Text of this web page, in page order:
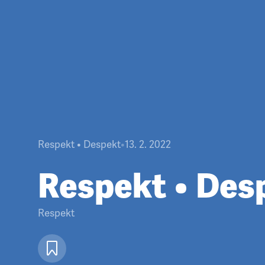
Respekt • Despekt•13. 2. 2022
Respekt •
Respekt